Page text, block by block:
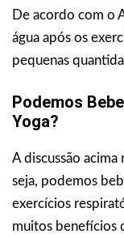
De acordo com o
água após os
pequenas
Podemos
Yoga?
A discussão
seja, podemos
exercícios
muitos benefícios